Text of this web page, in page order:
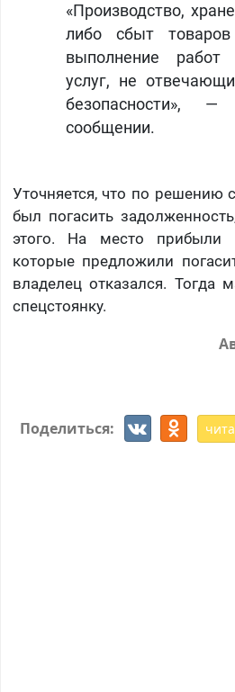
«Производство,
либо сбыт
выполнение работ
услуг, не
безопасности»,
сообщении.
Уточняется, что по решению
был погасить
этого. На место прибыли
которые предложили
владелец отказался. Тогда
спецстоянку.
Поделиться: